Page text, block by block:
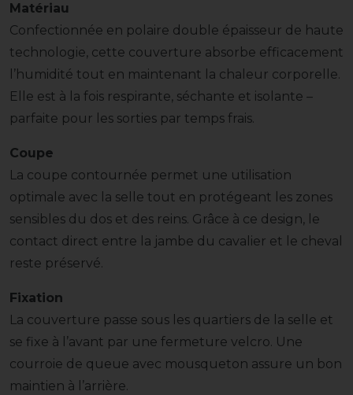
Matériau
Confectionnée en polaire double épaisseur de haute
technologie, cette couverture absorbe efficacement
l’humidité tout en maintenant la chaleur corporelle.
Elle est à la fois respirante, séchante et isolante –
parfaite pour les sorties par temps frais.
Coupe
La coupe contournée permet une utilisation
optimale avec la selle tout en protégeant les zones
sensibles du dos et des reins. Grâce à ce design, le
contact direct entre la jambe du cavalier et le cheval
reste préservé.
Fixation
La couverture passe sous les quartiers de la selle et
se fixe à l’avant par une fermeture velcro. Une
courroie de queue avec mousqueton assure un bon
maintien à l’arrière.